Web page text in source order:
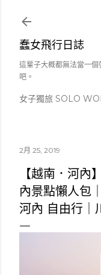
蠢女飛行日誌
這輩子大概都無法當一
吧。
女子獨旅 SOLO
2月 25, 2019
【越南．河內
內景點懶人包
河內 自由行｜